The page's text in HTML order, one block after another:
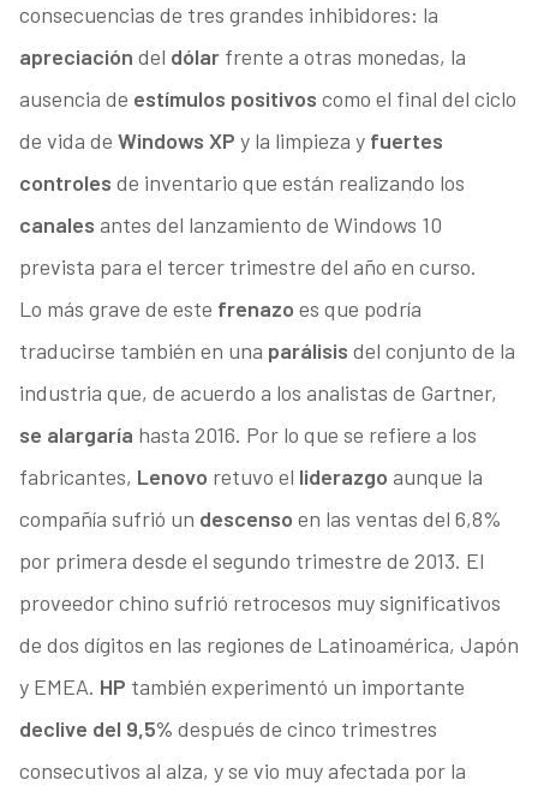
consecuencias de tres grandes inhibidores: la
apreciación del dólar frente a otras monedas, la
ausencia de estímulos positivos como el final del ciclo
de vida de Windows XP y la limpieza y fuertes
controles de inventario que están realizando los
canales antes del lanzamiento de Windows 10
prevista para el tercer trimestre del año en curso.
Lo más grave de este frenazo es que podría
traducirse también en una parálisis del conjunto de la
industria que, de acuerdo a los analistas de Gartner,
se alargaría hasta 2016. Por lo que se refiere a los
fabricantes, Lenovo retuvo el liderazgo aunque la
compañía sufrió un descenso en las ventas del 6,8%
por primera desde el segundo trimestre de 2013. El
proveedor chino sufrió retrocesos muy significativos
de dos dígitos en las regiones de Latinoamérica, Japón
y EMEA. HP también experimentó un importante
declive del 9,5% después de cinco trimestres
consecutivos al alza, y se vio muy afectada por la